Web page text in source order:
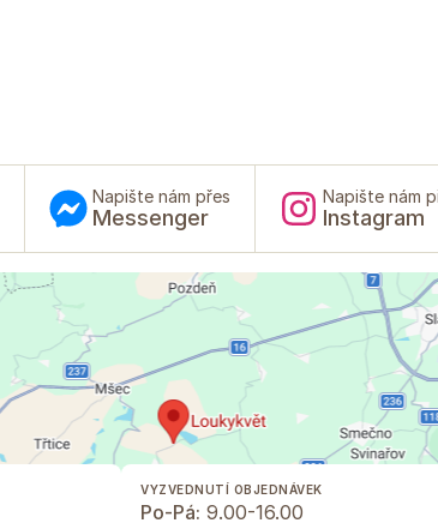
Napište nám přes
Messenger
Napište nám
Instagram
VYZVEDNUTÍ OBJEDNÁVEK
Po-Pá: 9.00-16.00